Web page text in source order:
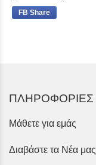
FB Share
ΠΛΗΡΟΦΟΡΙΕΣ
Μάθετε για εμάς
Διαβάστε τα Νέα μας